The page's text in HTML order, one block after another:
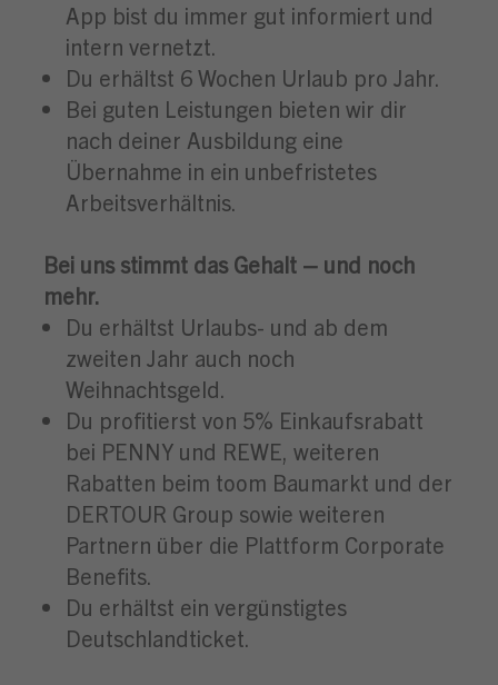
App bist du immer gut informiert und
intern vernetzt.
Du erhältst 6 Wochen Urlaub pro Jahr.
Bei guten Leistungen bieten wir dir
nach deiner Ausbildung eine
Übernahme in ein unbefristetes
Arbeitsverhältnis.
Bei uns stimmt das Gehalt – und noch
mehr.
Du erhältst Urlaubs- und ab dem
zweiten Jahr auch noch
Weihnachtsgeld.
Du profitierst von 5% Einkaufsrabatt
bei PENNY und REWE, weiteren
Rabatten beim toom Baumarkt und der
DERTOUR Group sowie weiteren
Partnern über die Plattform Corporate
Benefits.
Du erhältst ein vergünstigtes
Deutschlandticket.